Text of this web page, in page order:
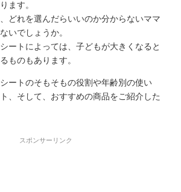
ます。
どれを選んだらいいのか分からないママ
いでしょうか。
ートによっては、子どもが大きくなると
ものもあります。
ートのそもそもの役割や年齢別の使い
、そして、おすすめの商品をご紹介した
スポンサーリンク